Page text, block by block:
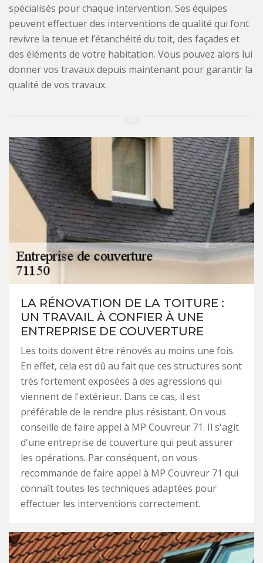
spécialisés pour chaque intervention. Ses équipes
peuvent effectuer des interventions de qualité qui font
revivre la tenue et l’étanchéité du toit, des façades et
des éléments de votre habitation. Vous pouvez alors lui
donner vos travaux depuis maintenant pour garantir la
qualité de vos travaux.
LA RÉNOVATION DE LA TOITURE :
UN TRAVAIL À CONFIER À UNE
ENTREPRISE DE COUVERTURE
Les toits doivent être rénovés au moins une fois.
En effet, cela est dû au fait que ces structures sont
très fortement exposées à des agressions qui
viennent de l'extérieur. Dans ce cas, il est
préférable de le rendre plus résistant. On vous
conseille de faire appel à MP Couvreur 71. Il s'agit
d'une entreprise de couverture qui peut assurer
les opérations. Par conséquent, on vous
recommande de faire appel à MP Couvreur 71 qui
connaît toutes les techniques adaptées pour
effectuer les interventions correctement.